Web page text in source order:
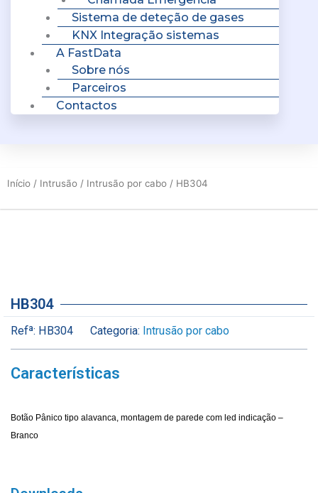
Sistema de deteção de gases
KNX Integração sistemas
A FastData
Sobre nós
Parceiros
Contactos
Início / Intrusão / Intrusão por cabo / HB304
HB304
Refª: HB304 Categoria: Intrusão por cabo
Características
Botão Pânico tipo alavanca, montagem de parede com led indicação –
Branco